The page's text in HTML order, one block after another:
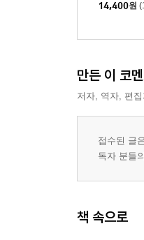
14,400원
만든 이 코
저자, 역자, 편
접수된 글
독자 분들
책 속으로